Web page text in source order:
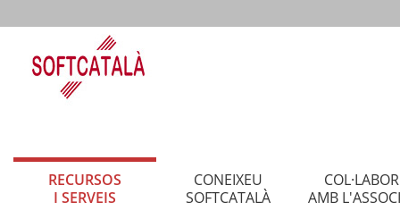
RECURSOS
I SERVEIS
CONEIXEU
SOFTCATALÀ
AMB